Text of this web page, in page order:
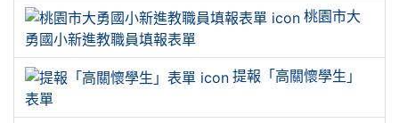
桃園市大
勇國小新進教職員填報表單
提報「高關懷學生」
表單